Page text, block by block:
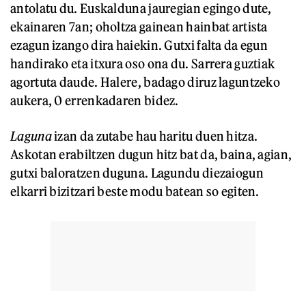
antolatu du. Euskalduna jauregian egingo dute,
ekainaren 7an; oholtza gainean hainbat artista
ezagun izango dira haiekin. Gutxi falta da egun
handirako eta itxura oso ona du. Sarrera guztiak
agortuta daude. Halere, badago diruz laguntzeko
aukera, 0 errenkadaren bidez.
Lagunaizan da zutabe hau haritu duen hitza.
Askotan erabiltzen dugun hitz bat da, baina, agian,
gutxi baloratzen duguna. Lagundu diezaiogun
elkarri bizitzari beste modu batean so egiten.